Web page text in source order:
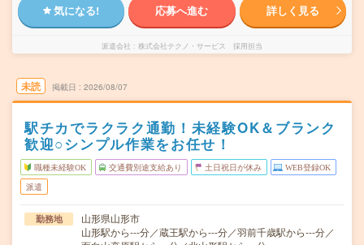
気になる! 応募へ進む 詳しく見る
派遣会社 株式会社テクノ・サービス 採用担当
未読 掲載日 2026/08/07
駅チカでラクラク通勤！未経験OK＆ブランク
歓迎○シンプル作業をお任せ！
職種未経験OK 交通費別途支給あり 土日祝日が休み WEB登録OK
派遣
勤務地
山形県山形市
山形駅から---分／蔵王駅から---分／羽前千歳駅から---分／